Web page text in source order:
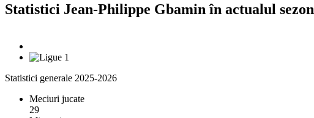
Statistici Jean-Philippe Gbamin în actualul sezon
Statistici generale 2025-2026
Meciuri jucate
29